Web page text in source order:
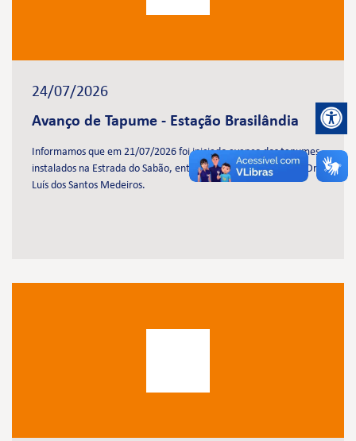
24/07/2026
Avanço de Tapume - Estação Brasilândia
Informamos que em 21/07/2026 foi iniciado avanço dos tapumes
instalados na Estrada do Sabão, entre as ruas José Antonioli e Dr.
Luís dos Santos Medeiros.